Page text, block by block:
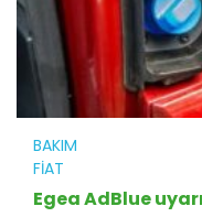
BAKIM
FIAT
Egea AdBlue